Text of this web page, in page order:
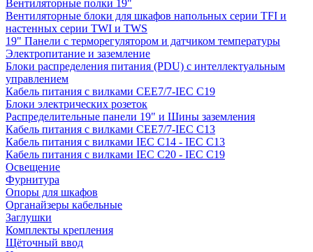
Вентиляторные полки 19"
Вентиляторные блоки для шкафов напольных серии TFI и
настенных серии TWI и TWS
19" Панели с терморегулятором и датчиком температуры
Электропитание и заземление
Блоки распределения питания (PDU) с интеллектуальным
управлением
Кабель питания с вилками CEE7/7-IEC C19
Блоки электрических розеток
Распределительные панели 19" и Шины заземления
Кабель питания с вилками CEE7/7-IEC C13
Кабель питания с вилками IEC C14 - IEC C13
Кабель питания с вилками IEC C20 - IEC C19
Освещение
Фурнитура
Опоры для шкафов
Органайзеры кабельные
Заглушки
Комплекты крепления
Щёточный ввод